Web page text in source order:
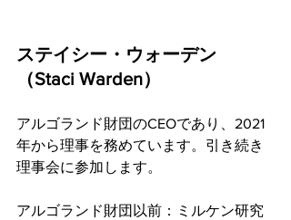
ステイシー・ウォーデン
（Staci Warden）
アルゴランド財団のCEOであり、2021
年から理事を務めています。引き続き
理事会に参加します。
アルゴランド財団以前：ミルケン研究